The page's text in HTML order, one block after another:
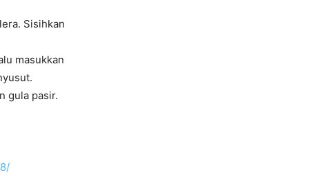
Sisihkan
masukkan
gula pasir.